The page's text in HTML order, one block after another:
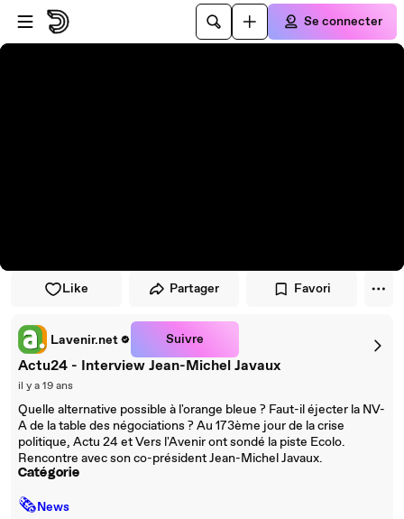
Passer au player
Passer au contenu principal
Se connecter
Like Partager Favori
Lavenir.net Suivre
Actu24 - Interview Jean-Michel Javaux
il y a 19 ans
Quelle alternative possible à l'orange bleue ? Faut-il éjecter la NV-
A de la table des négociations ? Au 173ème jour de la crise
politique, Actu 24 et Vers l'Avenir ont sondé la piste Ecolo.
Rencontre avec son co-président Jean-Michel Javaux.
Catégorie
🗞News